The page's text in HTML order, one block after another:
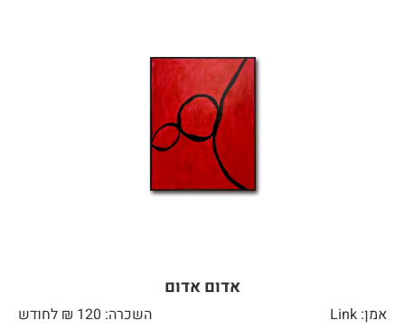
אדום אדום
אמן: Link
השכרה: 120 ₪ לחודש